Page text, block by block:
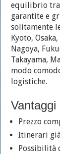
equilibrio tra
garantite e
solitamente
Kyoto,
Nagoya,
Takayama,
modo
logistiche.
Prezzo
Itinerari
Possibilità